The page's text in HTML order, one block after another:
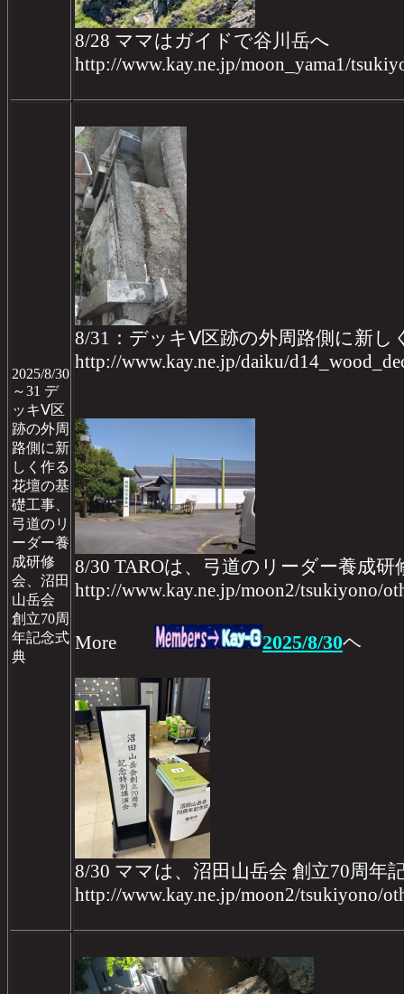
8/28 ママはガイドで谷川岳へ
http://www.kay.ne.jp/moon_yama1/
2025/8/30
～31 デ
ッキⅤ区
跡の外周
路側に新
しく作る
花壇の基
礎工事、
弓道のリ
ーダー養
成研修
会、沼田
山岳会
創立70周
年記念式
典
8/31：デッキⅤ区跡の外周路側に新し
http://www.kay.ne.jp/daiku/
8/30 TAROは、弓道のリーダー養成
http://www.kay.ne.jp/moon2/tsukiyono/
More 2025/8/30ヘ
8/30 ママは、沼田山岳会 創立70周年
http://www.kay.ne.jp/moon2/tsukiyono/